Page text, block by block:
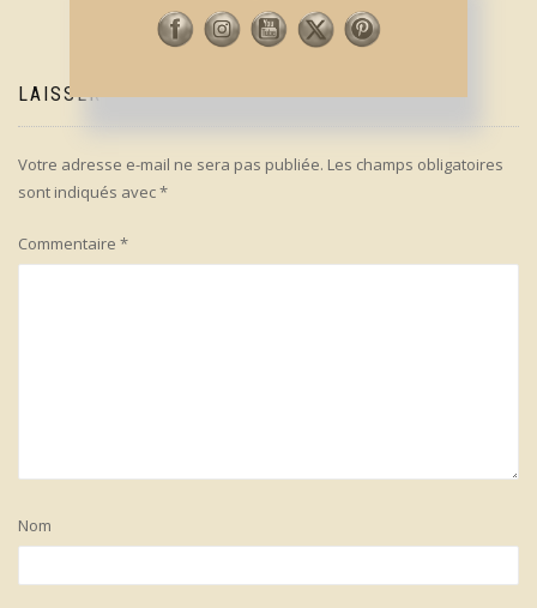
LAISSER UN COMMENTAIRE
Votre adresse e-mail ne sera pas publiée. Les champs obligatoires
sont indiqués avec*
Commentaire *
Nom